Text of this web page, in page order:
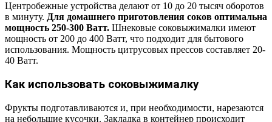
Центробежные устройства делают от 10 до 20 тысяч оборотов
в минуту. Для домашнего приготовления соков оптимальна
мощность 250-300 Ватт. Шнековые соковыжималки имеют
мощность от 200 до 400 Ватт, что подходит для бытового
использования. Мощность цитрусовых прессов составляет 20-
40 Ватт.
Как использовать соковыжималку
Фрукты подготавливаются и, при необходимости, нарезаются
на небольшие кусочки. Закладка в контейнер происходит